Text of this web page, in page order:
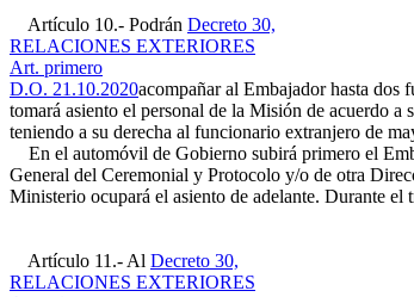
Artículo 10.- Podrán Decreto 30,
RELACIONES EXTERIORES
Art. primero
D.O. 21.10.2020acompañar al Embajador hasta
tomará asiento el personal de la Misión de acuerdo
teniendo a su derecha al funcionario extranjero de
En el automóvil de Gobierno subirá primero el
General del Ceremonial y Protocolo y/o de otra
Ministerio ocupará el asiento de adelante. Durante el
Artículo 11.- Al Decreto 30,
RELACIONES EXTERIORES